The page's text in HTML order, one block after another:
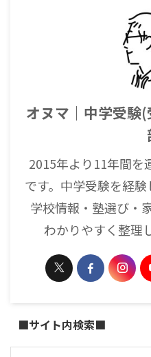
オヌマ｜中学受験
2015年より11年間を
です。中学受験を経験
学校情報・塾選び・
わかりやすく整理
■サイト内検索■